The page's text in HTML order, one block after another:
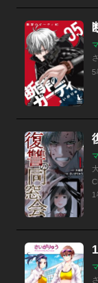
5
1